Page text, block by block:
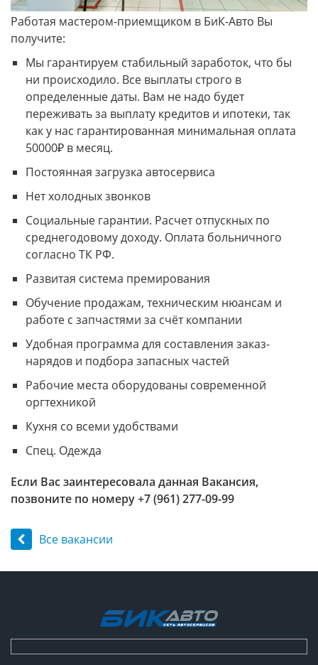
Работая мастером-приемщиком в БиК-Авто Вы
получите:
Мы гарантируем стабильный заработок, что бы
ни происходило. Все выплаты строго в
определенные даты. Вам не надо будет
переживать за выплату кредитов и ипотеки, так
как у нас гарантированная минимальная оплата
50000₽ в месяц.
Постоянная загрузка автосервиса
Нет холодных звонков
Социальные гарантии. Расчет отпускных по
среднегодовому доходу. Оплата больничного
согласно ТК РФ.
Развитая система премирования
Обучение продажам, техническим нюансам и
работе с запчастями за счёт компании
Удобная программа для составления заказ-
нарядов и подбора запасных частей
Рабочие места оборудованы современной
оргтехникой
Кухня со всеми удобствами
Спец. Одежда
Если Вас заинтересовала данная Вакансия,
позвоните по номеру +7 (961) 277-09-99
Все вакансии